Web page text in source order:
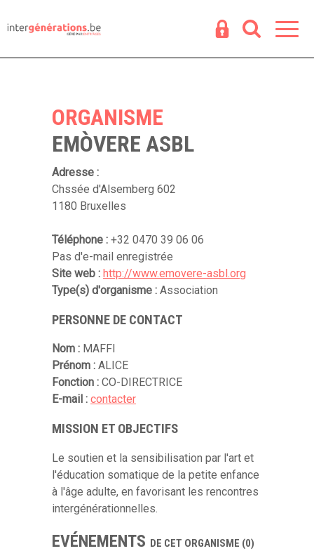
ORGANISME
EMÒVERE ASBL
Adresse :
Chssée d'Alsemberg 602
1180 Bruxelles
Téléphone : +32 0470 39 06 06
Pas d'e-mail enregistrée
Site web : http://www.emovere-asbl.org
Type(s) d'organisme : Association
PERSONNE DE CONTACT
Nom : MAFFI
Prénom : ALICE
Fonction : CO-DIRECTRICE
E-mail : contacter
MISSION ET OBJECTIFS
Le soutien et la sensibilisation par l'art et
l'éducation somatique de la petite enfance
à l'âge adulte, en favorisant les rencontres
intergénérationnelles.
EVÉNEMENTS DE CET ORGANISME (0)